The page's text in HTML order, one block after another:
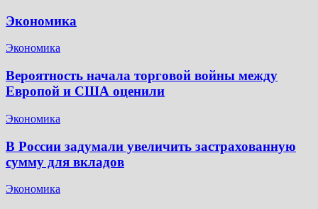
Экономика
Экономика
Вероятность начала торговой войны между
Европой и США оценили
Экономика
В России задумали увеличить застрахованную
сумму для вкладов
Экономика